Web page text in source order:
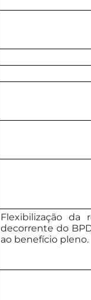
Flexibilização da
decorrente do
ao benefício pleno.